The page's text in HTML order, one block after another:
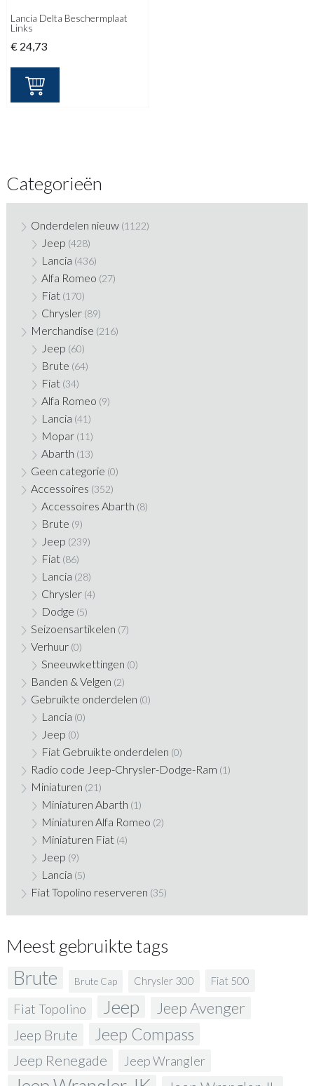
Lancia Delta Beschermplaat
Links
€ 24,73
Categorieën
Onderdelen nieuw (1122)
Jeep (428)
Lancia (436)
Alfa Romeo (27)
Fiat (170)
Chrysler (89)
Merchandise (216)
Jeep (60)
Brute (64)
Fiat (34)
Alfa Romeo (9)
Lancia (41)
Mopar (11)
Abarth (13)
Geen categorie (0)
Accessoires (352)
Accessoires Abarth (8)
Brute (9)
Jeep (239)
Fiat (86)
Lancia (28)
Chrysler (4)
Dodge (5)
Seizoensartikelen (7)
Verhuur (0)
Sneeuwkettingen (0)
Banden & Velgen (2)
Gebruikte onderdelen (0)
Lancia (0)
Jeep (0)
Fiat Gebruikte onderdelen (0)
Radio code Jeep-Chrysler-Dodge-Ram (1)
Miniaturen (21)
Miniaturen Abarth (1)
Miniaturen Alfa Romeo (2)
Miniaturen Fiat (4)
Jeep (9)
Lancia (5)
Fiat Topolino reserveren (35)
Meest gebruikte tags
Brute Brute Cap Chrysler 300 Fiat 500
Fiat Topolino Jeep Jeep Avenger
Jeep Brute Jeep Compass
Jeep Renegade Jeep Wrangler